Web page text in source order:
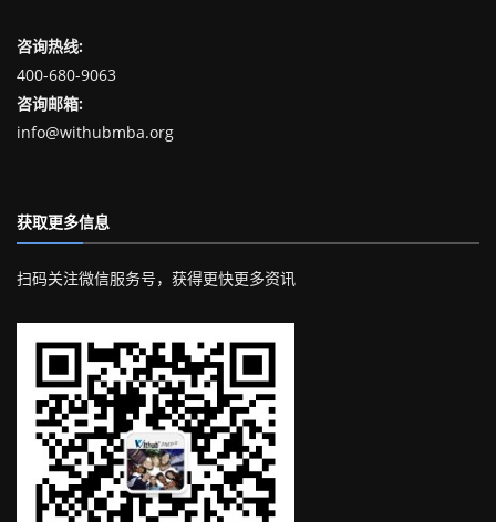
咨询热线:
400-680-9063
咨询邮箱:
info@withubmba.org
获取更多信息
扫码关注微信服务号，获得更快更多资讯